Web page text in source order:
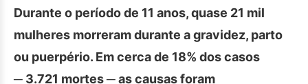
Durante o período de 11 anos, quase 21 mil
mulheres morreram durante a gravidez, parto
ou puerpério. Em cerca de 18% dos casos
─ 3.721 mortes ─ as causas foram